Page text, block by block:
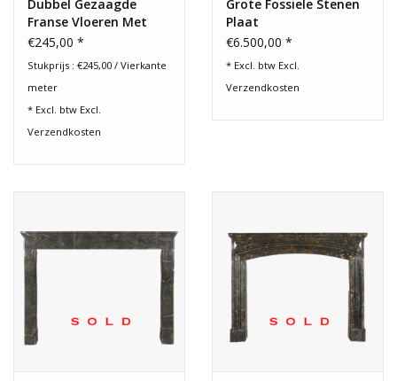
Dubbel Gezaagde
Franse Vloeren Met
Fossielen
€245,00 *
Stukprijs : €245,00 / Vierkante
meter
* Excl. btw Excl.
Verzendkosten
Grote Fossiele Stenen
Plaat
€6.500,00 *
* Excl. btw Excl.
Verzendkosten